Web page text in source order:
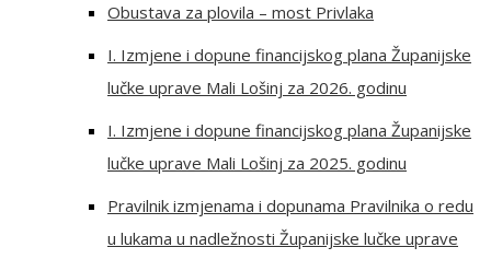
Obustava za plovila – most Privlaka
I. Izmjene i dopune financijskog plana Županijske
lučke uprave Mali Lošinj za 2026. godinu
I. Izmjene i dopune financijskog plana Županijske
lučke uprave Mali Lošinj za 2025. godinu
Pravilnik izmjenama i dopunama Pravilnika o redu
u lukama u nadležnosti Županijske lučke uprave